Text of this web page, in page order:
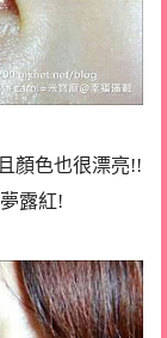
顏色也很漂亮!!
露紅!